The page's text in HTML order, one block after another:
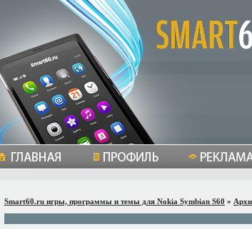
Smart60.ru игры, программы и темы для Nokia Symbian S60 »